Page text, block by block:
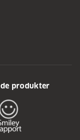
produkter